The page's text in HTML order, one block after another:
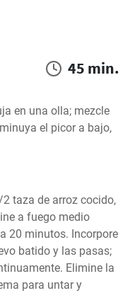
45 min.
en una olla; mezcle
el picor a bajo,
taza de arroz cocido,
a fuego medio
20 minutos. Incorpore
batido y las pasas;
Elimine la
para untar y